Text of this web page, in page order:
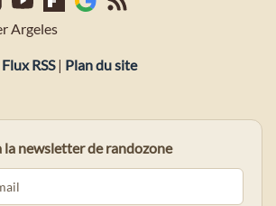
Argeles
Flux RSS| Plan du site
la newsletter de randozone